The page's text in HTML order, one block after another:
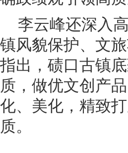
李云峰还深入
镇风貌保护、文
指出，碛口古镇
质，做优文创产
化、美化，精致
质。